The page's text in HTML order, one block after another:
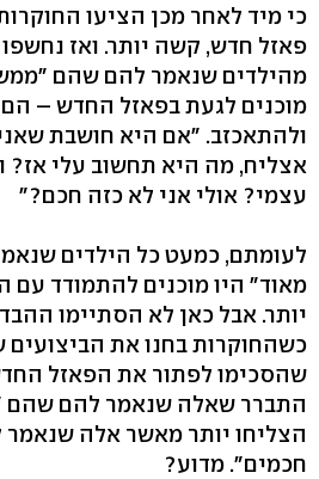
כי מיד לאחר מכן הציעו
פאזל חדש, קשה יותר. ואז
מהילדים שנאמר להם שהם
מוכנים לגעת בפאזל החדש – הם
ולהתאכזב. "אם היא חושבת
אצליח, מה היא תחשוב עלי אז?
עצמי? אולי אני לא כזה חכם?"
לעומתם, כמעט כל הילדים
מאוד" היו מוכנים להתמודד
יותר. אבל כאן לא הסתיימו
כשהחוקרות בחנו את הביצועים
שהסכימו לפתור את הפאזל
התברר שאלה שנאמר להם שהם
הצליחו יותר מאשר אלה
חכמים". מדוע?